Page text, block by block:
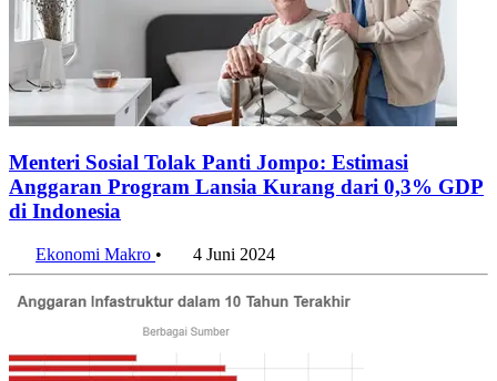
Menteri Sosial Tolak Panti Jompo: Estimasi
Anggaran Program Lansia Kurang dari 0,3% GDP
di Indonesia
Ekonomi Makro • 4 Juni 2024